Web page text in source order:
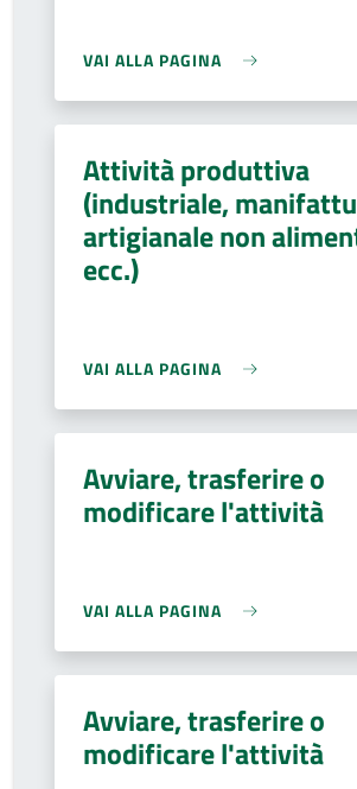
VAI ALLA PAGINA
Attività produttiva
(industriale,
artigianale non
ecc.)
VAI ALLA PAGINA
Avviare, trasferire o
modificare l'attività
VAI ALLA PAGINA
Avviare, trasferire o
modificare l'attività